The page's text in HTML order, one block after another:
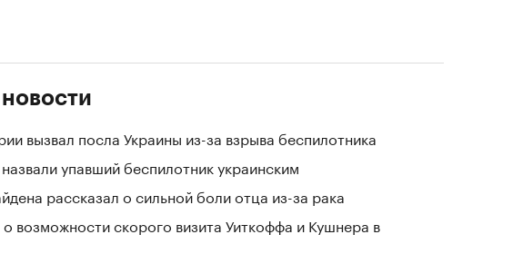
вызвал посла Украины из-за взрыва беспилотника
упавший беспилотник украинским
рассказал о сильной боли отца из-за рака
возможности скорого визита Уиткоффа и Кушнера в